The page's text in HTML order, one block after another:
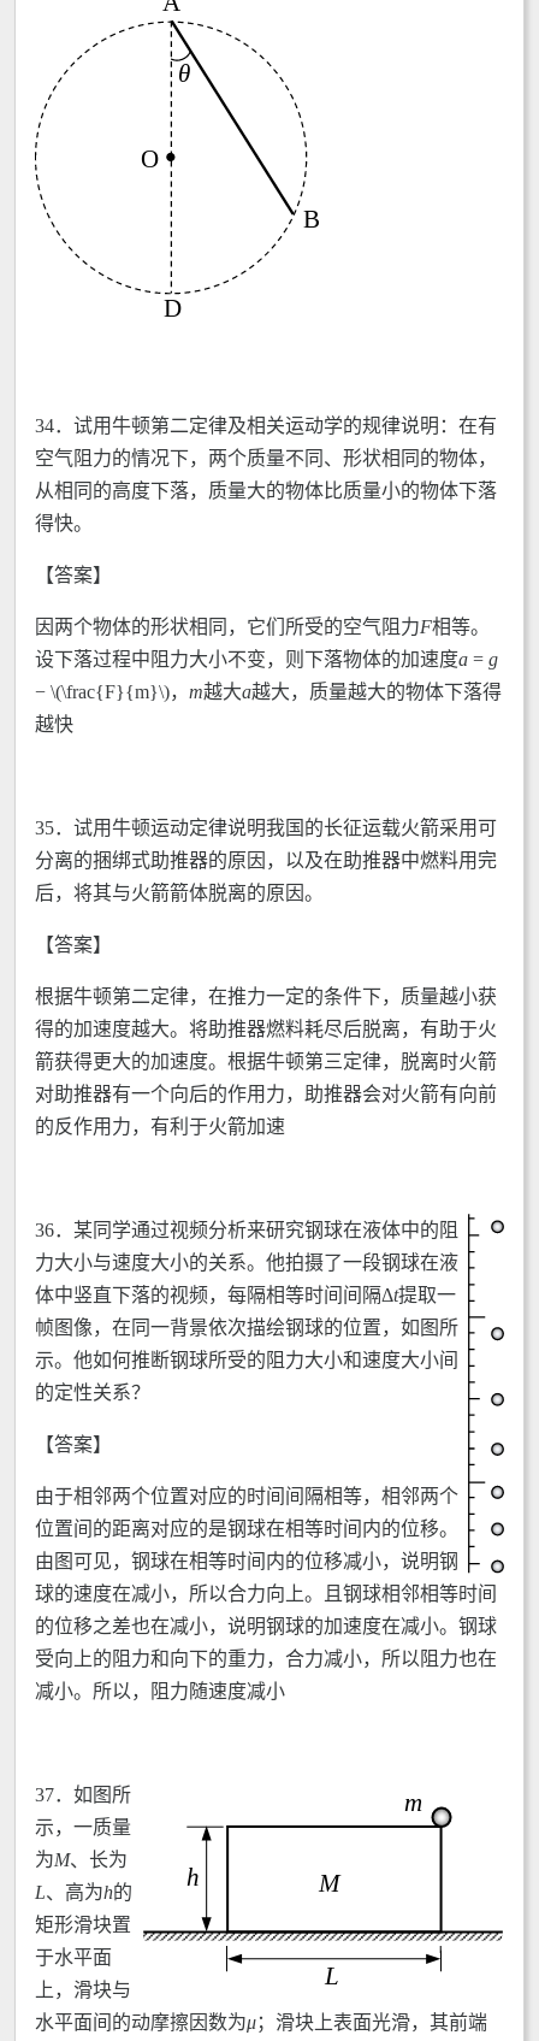
34．试用牛顿第二定律及相关运动学的规律说明：在有
空气阻力的情况下，两个质量不同、形状相同的物体，
从相同的高度下落，质量大的物体比质量小的物体下落
得快。
【答案】
因两个物体的形状相同，它们所受的空气阻力F相等。
设下落过程中阻力大小不变，则下落物体的加速度a = g
− \(\frac{F}{m}\)， m越大a越大，质量越大的物体下落得
越快
35．试用牛顿运动定律说明我国的长征运载火箭采用可
分离的捆绑式助推器的原因，以及在助推器中燃料用完
后，将其与火箭箭体脱离的原因。
【答案】
根据牛顿第二定律，在推力一定的条件下，质量越小获
得的加速度越大。将助推器燃料耗尽后脱离，有助于火
箭获得更大的加速度。根据牛顿第三定律，脱离时火箭
对助推器有一个向后的作用力，助推器会对火箭有向前
的反作用力，有利于火箭加速
36． 某同学通过视频分析来研究钢球在液体中的阻
力大小与速度大小的关系。他拍摄了一段钢球在液
体中竖直下落的视频，每隔相等时间间隔Δt提取一
帧图像，在同一背景依次描绘钢球的位置，如图所
示。他如何推断钢球所受的阻力大小和速度大小间
的定性关系？
【答案】
由于相邻两个位置对应的时间间隔相等，相邻两个
位置间的距离对应的是钢球在相等时间内的位移。
由图可见，钢球在相等时间内的位移减小，说明钢
球的速度在减小，所以合力向上。且钢球相邻相等时间
的位移之差也在减小，说明钢球的加速度在减小。钢球
受向上的阻力和向下的重力，合力减小，所以阻力也在
减小。所以，阻力随速度减小
37． 如图所
示，一质量
为M、长为
L、高为h的
矩形滑块置
于水平面
上，滑块与
水平面间的动摩擦因数为μ；滑块上表面光滑，其前端